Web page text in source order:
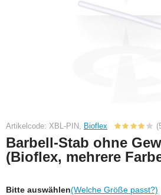
Artikelcode: XBL-PIN, Bioflex
Barbell-Stab ohne
(Bioflex, mehrere
Bitte auswählen(Welche Größe passt?)